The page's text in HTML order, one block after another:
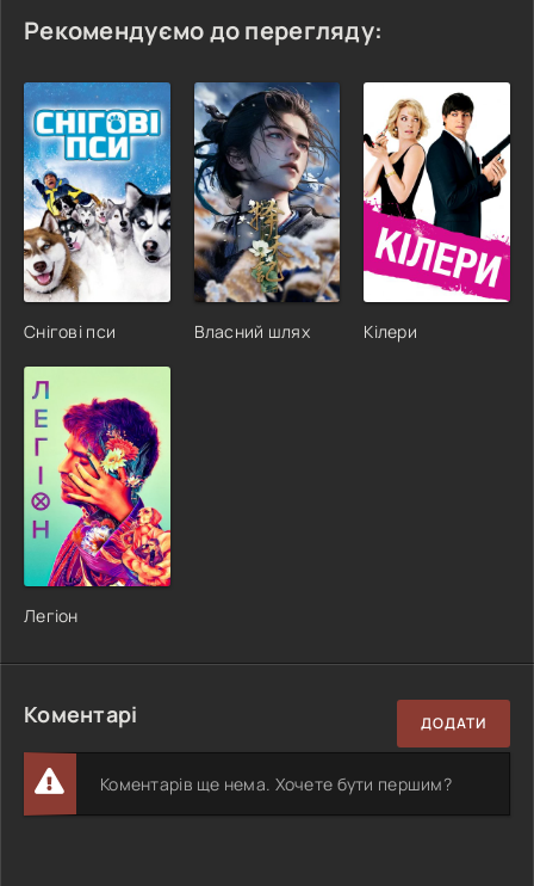
Рекомендуємо до перегляду:
Снігові пси Власний шлях Кілери
Легіон
Коментарі ДОДАТИ
Коментарів ще нема. Хочете бути першим?